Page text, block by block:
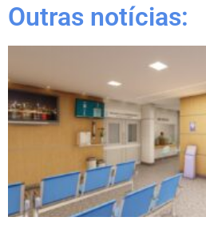
Outras notícias: